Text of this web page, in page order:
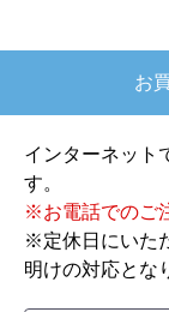
【注文から
もあると思
【その他感
ショップか
お
インターネット
す。
※お電話でのご
※定休日にいた
明けの対応とな